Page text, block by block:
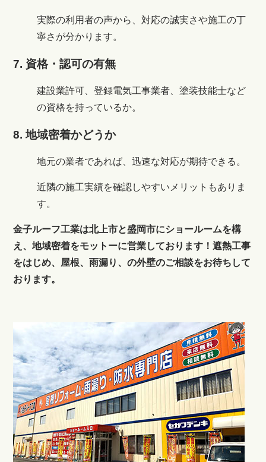
実際の利用者の声から、対応の誠実さや施工の丁
寧さが分かります。
7. 資格・認可の有無
建設業許可、登録電気工事業者、塗装技能士など
の資格を持っているか。
8. 地域密着かどうか
地元の業者であれば、迅速な対応が期待できる。
近隣の施工実績を確認しやすいメリットもありま
す。
金子ルーフ工業は北上市と盛岡市にショールームを構
え、地域密着をモットーに営業しております！遮熱工事
をはじめ、屋根、雨漏り、の外壁のご相談をお待ちして
おります。